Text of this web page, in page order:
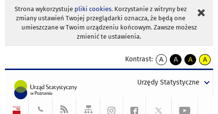
Strona wykorzystuje pliki cookies. Korzystanie z witryny bez
zmiany ustawień Twojej przeglądarki oznacza, że będą one
umieszczane w Twoim urządzeniu końcowym. Zawsze możesz
zmienić te ustawienia.
Kontrast:
A
kontrast
A
kontrast
tekst
czarnym
A
kontrast
tekst
czarnym
A
tekst
żółtym
Urzędy Statystyczne